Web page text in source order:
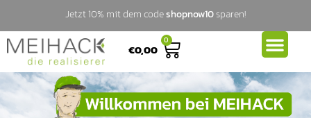
Jetzt 10% mit dem codeshopnow10sparen!
€0,00
0